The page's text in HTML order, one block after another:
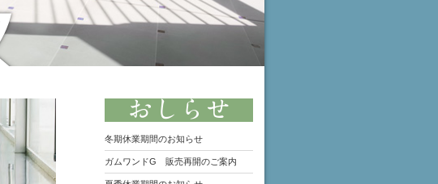
おしらせ
冬期休業期間のお知らせ
ガムワンドG 販売再開のご案内